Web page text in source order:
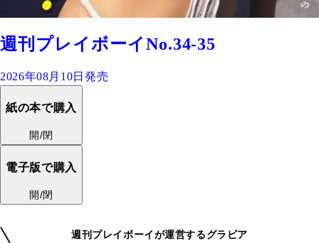
週刊プレイボーイNo.34-35
2026年08月10日発売
紙の本で購入
開/閉
電子版で購入
開/閉
週刊プレイボーイが運営するグラビア